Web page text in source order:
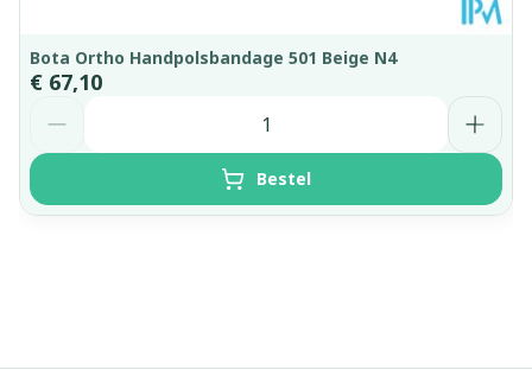
Bota Ortho Handpolsbandage 501 Beige N4
€ 67,10
Bestel